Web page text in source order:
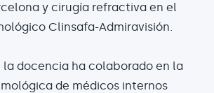
y cirugía refractiva en el
Clinsafa-Admiravisión.
la docencia ha colaborado en la
de médicos internos